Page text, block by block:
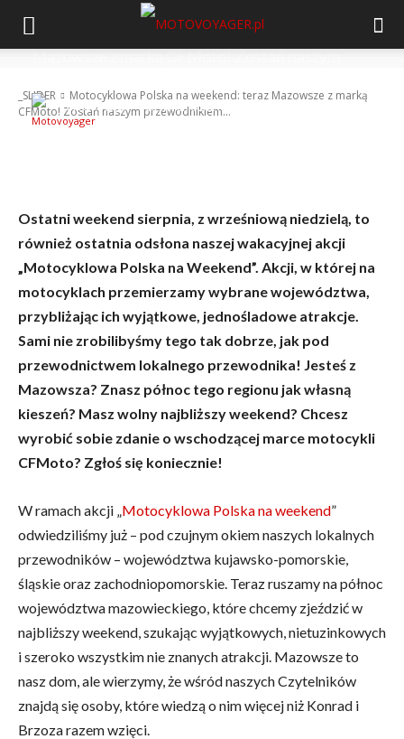
_SLIDER
Motocyklowa Polska na weekend: teraz Mazowsze z marką
CFMoto! Zostań naszym przewodnikiem...
Motocyklowa Polska na weekend: teraz
Motovoyager - 27 sierpnia 2024
Ostatni weekend sierpnia, z wrześniową niedzielą, to
również ostatnia odsłona naszej wakacyjnej akcji
„Motocyklowa Polska na Weekend”. Akcji, w której na
motocyklach przemierzamy wybrane województwa,
przybliżając ich wyjątkowe, jednośladowe atrakcje.
Sami nie zrobilibyśmy tego tak dobrze, jak pod
przewodnictwem lokalnego przewodnika! Jesteś z
Mazowsza? Znasz północ tego regionu jak własną
kieszeń? Masz wolny najbliższy weekend? Chcesz
wyrobić sobie zdanie o wschodzącej marce motocykli
CFMoto? Zgłoś się koniecznie!
W ramach akcji „Motocyklowa Polska na weekend”
odwiedziliśmy już – pod czujnym okiem naszych lokalnych
przewodników – województwa kujawsko-pomorskie,
śląskie oraz zachodniopomorskie. Teraz ruszamy na północ
województwa mazowieckiego, które chcemy zjeździć w
najbliższy weekend, szukając wyjątkowych, nietuzinkowych
i szeroko wszystkim nie znanych atrakcji. Mazowsze to
nasz dom, ale wierzymy, że wśród naszych Czytelników
znajdą się osoby, które wiedzą o nim więcej niż Konrad i
Brzoza razem wzięci.